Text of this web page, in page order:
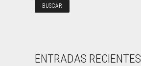
ENTRADAS RECIENTES